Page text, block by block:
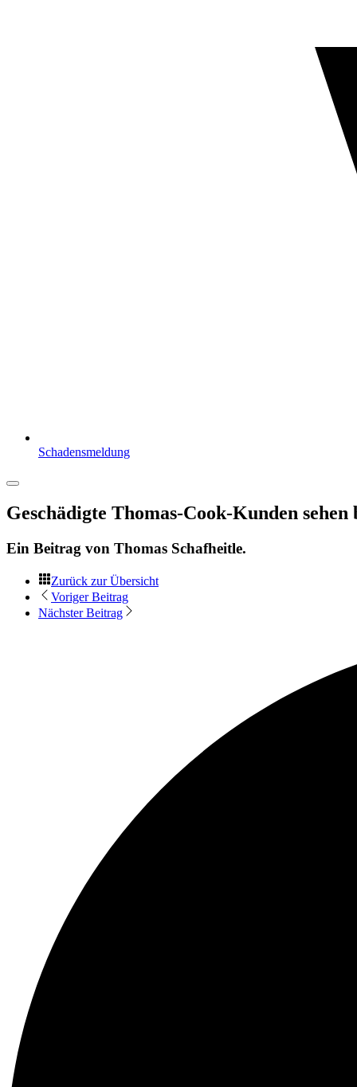
Schadensmeldung
Geschädigte Thomas-Cook-Kunden sehen
Ein Beitrag von Thomas Schafheitle.
Zurück zur Übersicht
Voriger Beitrag
Nächster Beitrag